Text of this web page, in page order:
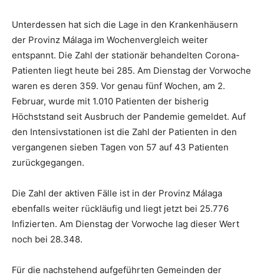
Unterdessen hat sich die Lage in den Krankenhäusern
der Provinz Málaga im Wochenvergleich weiter
entspannt. Die Zahl der stationär behandelten Corona-
Patienten liegt heute bei 285. Am Dienstag der Vorwoche
waren es deren 359. Vor genau fünf Wochen, am 2.
Februar, wurde mit 1.010 Patienten der bisherig
Höchststand seit Ausbruch der Pandemie gemeldet. Auf
den Intensivstationen ist die Zahl der Patienten in den
vergangenen sieben Tagen von 57 auf 43 Patienten
zurückgegangen.
Die Zahl der aktiven Fälle ist in der Provinz Málaga
ebenfalls weiter rückläufig und liegt jetzt bei 25.776
Infizierten. Am Dienstag der Vorwoche lag dieser Wert
noch bei 28.348.
Für die nachstehend aufgeführten Gemeinden der